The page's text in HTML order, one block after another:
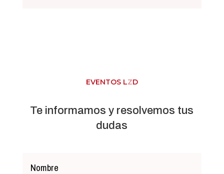
EVENTOS LZD
Te informamos y resolvemos tus
dudas